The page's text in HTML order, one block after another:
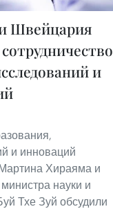
Швейцария
и
и инноваций
Хираяма и
науки и
Тхе Зуй обсудили